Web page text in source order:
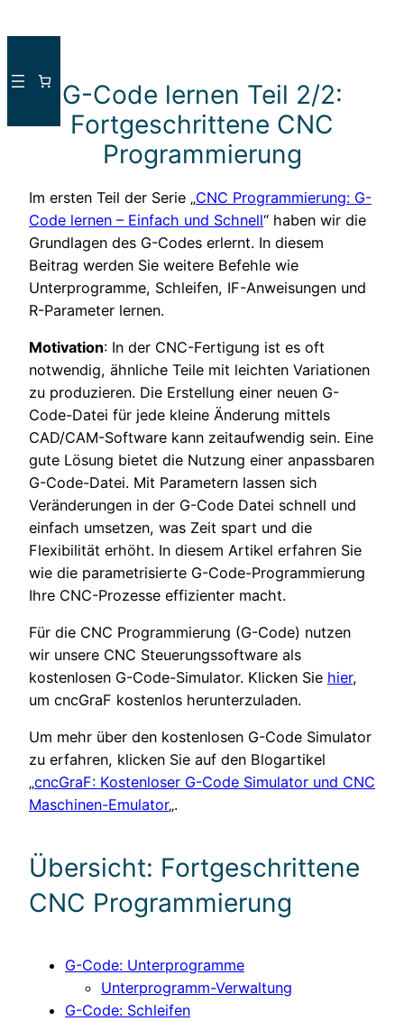
Inhalt
G-Code lernen Teil 2/2:
Fortgeschrittene CNC
Programmierung
Im ersten Teil der Serie „CNC Programmierung: G-
Code lernen – Einfach und Schnell“ haben wir die
Grundlagen des G-Codes erlernt. In diesem
Beitrag werden Sie weitere Befehle wie
Unterprogramme, Schleifen, IF-Anweisungen und
R-Parameter lernen.
Motivation: In der CNC-Fertigung ist es oft
notwendig, ähnliche Teile mit leichten Variationen
zu produzieren. Die Erstellung einer neuen G-
Code-Datei für jede kleine Änderung mittels
CAD/CAM-Software kann zeitaufwendig sein. Eine
gute Lösung bietet die Nutzung einer anpassbaren
G-Code-Datei. Mit Parametern lassen sich
Veränderungen in der G-Code Datei schnell und
einfach umsetzen, was Zeit spart und die
Flexibilität erhöht. In diesem Artikel erfahren Sie
wie die parametrisierte G-Code-Programmierung
Ihre CNC-Prozesse effizienter macht.
Für die CNC Programmierung (G-Code) nutzen
wir unsere CNC Steuerungssoftware als
kostenlosen G-Code-Simulator. Klicken Sie hier,
um cncGraF kostenlos herunterzuladen.
Um mehr über den kostenlosen G-Code Simulator
zu erfahren, klicken Sie auf den Blogartikel
„cncGraF: Kostenloser G-Code Simulator und CNC
Maschinen-Emulator„.
Übersicht: Fortgeschrittene
CNC Programmierung
G-Code: Unterprogramme
Unterprogramm-Verwaltung
G-Code: Schleifen